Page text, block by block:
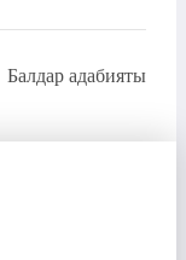
Балдар адабияты